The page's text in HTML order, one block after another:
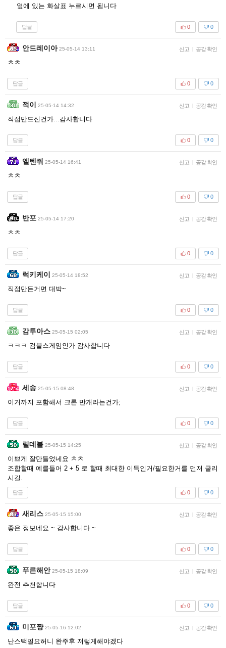
옆에 있는 화살표 누르시면 됩니다
답글 0
0
안드레이아 25-05-14 13:11 신고 | 공감 확인
ㅊㅊ
답글 0
0
적이 25-05-14 14:32 신고 | 공감 확인
직접만드신건가...감사합니다
답글 0
0
엘텐줘 25-05-14 16:41 신고 | 공감 확인
ㅊㅊ
답글 0
0
반포 25-05-14 17:20 신고 | 공감 확인
ㅊㅊ
답글 0
0
럭키케이 25-05-14 18:52 신고 | 공감 확인
직접만든거면 대박~
답글 0
0
감투아스 25-05-15 02:05 신고 | 공감 확인
ㅋㅋㅋ 검블스게임인가 감사합니다
답글 0
0
세송 25-05-15 08:48 신고 | 공감 확인
이거까지 포함해서 크론 만개라는건가;
답글 0
0
릴데블 25-05-15 14:25 신고 | 공감 확인
이쁘게 잘만들었네요 ㅊㅊ
조합할때 예를들어 2 + 5 로 할때 최대한 이득인거/필요한거를 먼저 굴리
시길.
답글 0
0
새리스 25-05-15 15:00 신고 | 공감 확인
좋은 정보네요 ~ 감사합니다 ~
답글 0
0
푸른해안 25-05-15 18:09 신고 | 공감 확인
완전 추천합니다
답글 0
0
미포쨩 25-05-16 12:02 신고 | 공감 확인
난스택필요허니 완주후 저렇게해야겠다